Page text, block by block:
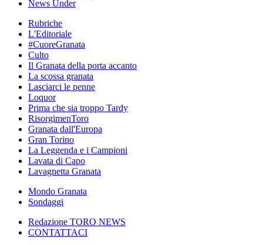
News Under
Rubriche
L'Editoriale
#CuoreGranata
Culto
Il Granata della porta accanto
La scossa granata
Lasciarci le penne
Loquor
Prima che sia troppo Tardy
RisorgimenToro
Granata dall'Europa
Gran Torino
La Leggenda e i Campioni
Lavata di Capo
Lavagnetta Granata
Mondo Granata
Sondaggi
Redazione TORO NEWS
CONTATTACI